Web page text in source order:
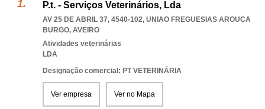
P.t. - Serviços Veterinários, Lda
AV 25 DE ABRIL 37, 4540-102, UNIAO FREGUESIAS AROUCA
BURGO, AVEIRO
Atividades veterinárias
LDA
Designação comercial: PT VETERINÁRIA
Ver empresa Ver no Mapa